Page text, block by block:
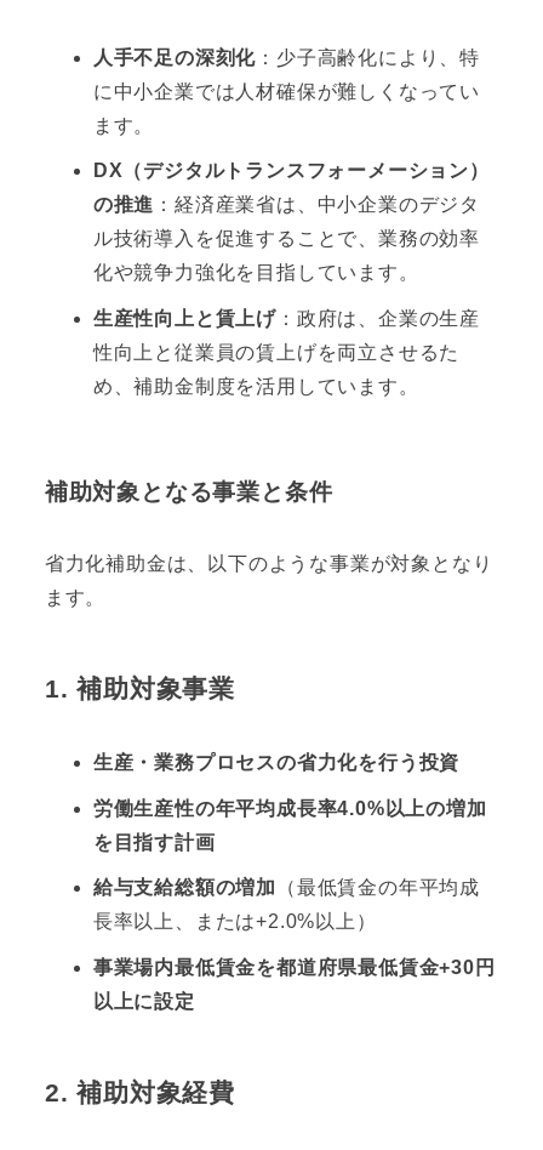
人手不足の深刻化 ：少子高齢化により、特
に中小企業では人材確保が難しくなってい
ます。
DX（デジタルトランスフォーメーション）
の推進 ：経済産業省は、中小企業のデジタ
ル技術導入を促進することで、業務の効率
化や競争力強化を目指しています。
生産性向上と賃上げ ：政府は、企業の生産
性向上と従業員の賃上げを両立させるた
め、補助金制度を活用しています。
補助対象となる事業と条件
省力化補助金は、以下のような事業が対象となり
ます。
1.補助対象事業
生産・業務プロセスの省力化を行う投資
労働生産性の年平均成長率4.0%以上の増加
を目指す計画
給与支給総額の増加
（最低賃金の年平均成
長率以上、または+2.0%以上）
事業場内最低賃金を都道府県最低賃金+30円
以上に設定
2.補助対象経費